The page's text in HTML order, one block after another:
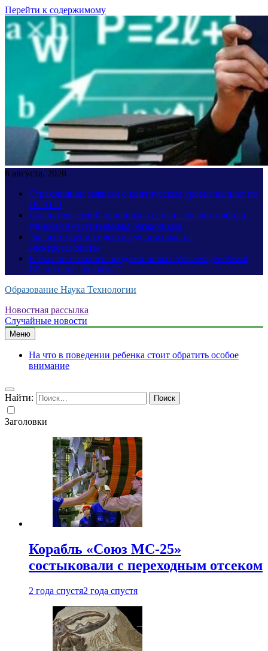
Перейти к содержимому
6 августа, 2026
Страховщики заявили о критическом уровне выплат по
ОСАГО
Для путешествий, шопинга и семьи: эти автомобили
удивили вместительным багажником
Эксперт оценил идею введения прав на
электросамокаты
В России начались продажи новых Volkswagen Passat
B9: по цене “китайца”
Образование Наука Технологии
Новостная рассылка
Случайные новости
Меню
На что в поведении ребенка стоит обратить особое
внимание
Найти:
Заголовки
Корабль «Союз МС-25»
состыковали с переходным отсеком
2 года спустя2 года спустя